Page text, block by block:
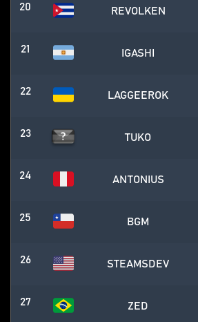
20 REVOLKEN
21 IGASHI
22 LAGGEEROK
23 TUKO
24 ANTONIUS
25 BGM
26 STEAMSDEV
27 ZED